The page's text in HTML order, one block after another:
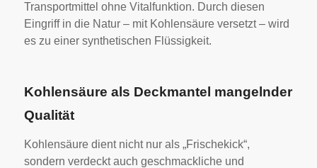
Transportmittel ohne Vitalfunktion. Durch diesen
Eingriff in die Natur – mit Kohlensäure versetzt – wird
es zu einer synthetischen Flüssigkeit.
Kohlensäure als Deckmantel mangelnder
Qualität
Kohlensäure dient nicht nur als „Frischekick“,
sondern verdeckt auch geschmackliche und